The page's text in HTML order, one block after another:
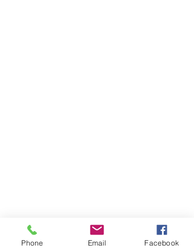
Phone Email Facebook